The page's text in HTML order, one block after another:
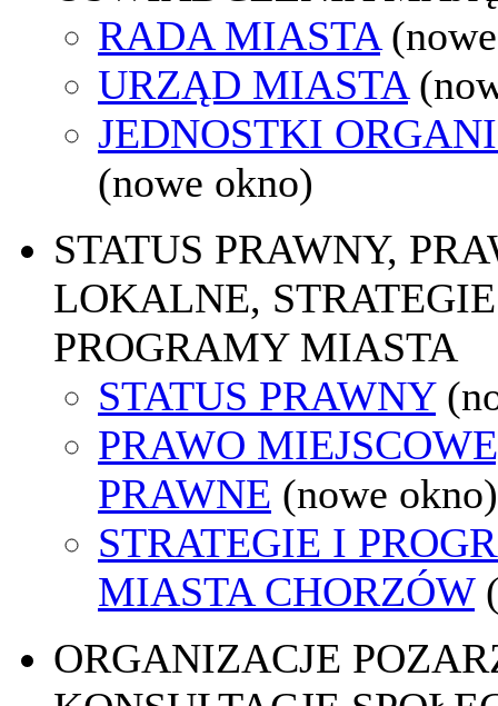
RADA MIASTA
URZĄD MIASTA
JEDNOSTKI
(nowe okno)
STATUS PRAWNY,
LOKALNE,
PROGRAMY MIASTA
STATUS PRAWNY
PRAWO
PRAWNE (nowe okno)
STRATEGIE I
MIASTA CHORZÓW
ORGANIZACJE